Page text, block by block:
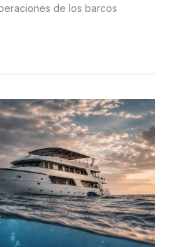
de los barcos